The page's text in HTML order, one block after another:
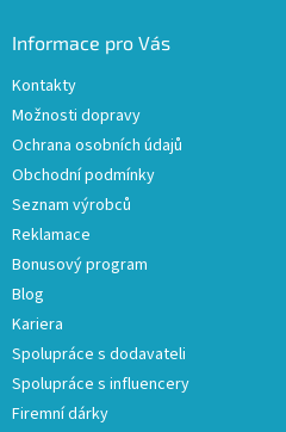
Informace pro Vás
Kontakty
Možnosti dopravy
Ochrana osobních údajů
Obchodní podmínky
Seznam výrobců
Reklamace
Bonusový program
Blog
Kariera
Spolupráce s dodavateli
Spolupráce s influencery
Firemní dárky